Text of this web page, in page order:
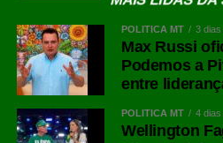
POLÍTICA MT 3 dias
Max Russi
Podemos a
entre
POLÍTICA MT 4 dias
Wellington